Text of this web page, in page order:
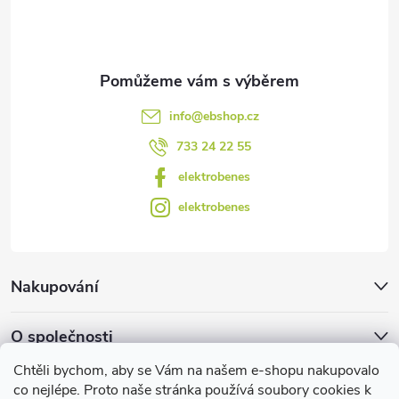
Chtěli bychom, aby se Vám na našem e-shopu nakupovalo
co nejlépe. Proto naše stránka používá soubory cookies k
u
Nakupování
O společnosti
Facebook
info@ebshop.cz
733 24 22 55
elektrobenes
elektrobenes